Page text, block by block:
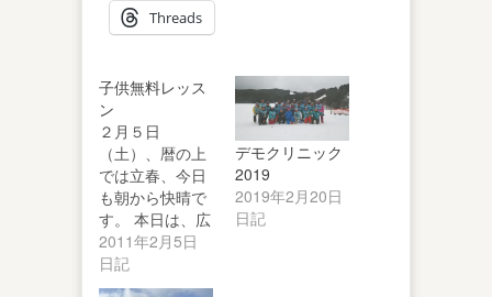
Threads
子供無料レッス
ン
２月５日
（土）、暦の上
では立春、今日
も朝から快晴で
す。 本日は、広
島県観光連盟の
イベントで子供
無料レ…
2011年2月5日
日記
デモクリニック
2019
2019年2月20日
日記